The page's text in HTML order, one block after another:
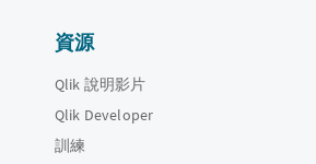
資源
Qlik 說明影片
Qlik Developer
訓練